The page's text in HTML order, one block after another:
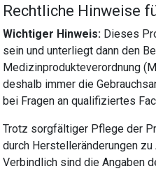
Rechtliche Hinweise
Wichtiger Hinweis: Dieses
sein und unterliegt dann den
Medizinprodukteverordnung
deshalb immer die
bei Fragen an qualifiziertes
Trotz sorgfältiger Pflege der
durch Herstelleränderungen
Verbindlich sind die Angaben